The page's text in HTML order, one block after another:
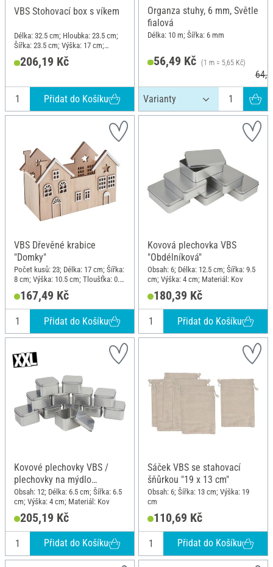
VBS Stohovací box s víkem
Délka: 32.5 cm; Hloubka: 23.5 cm;
Šířka: 23.5 cm; Výška: 17 cm;
206,19 Kč
Přidat do Košíku
Organza stuhy, 6 mm, Světle
fialová
Délka: 10 m; Šířka: 6 mm
56,49 Kč (1 m = 5,65 Kč)
VBS Dřevěné krabice
"Domky"
Počet kusů: 23; Délka: 17 cm; Šířka:
8 cm; Výška: 10.5 cm; Tloušťka: 0.4
cm; Materiál: Překližka
167,49 Kč
Přidat do Košíku
Kovová plechovka VBS
"Obdélníková"
Obsah: 6; Délka: 12.5 cm; Šířka: 9.5
cm; Výška: 4 cm; Materiál: Kov
180,39 Kč
Přidat do Košíku
Kovové plechovky VBS /
plechovky na mýdlo
"Square", 12 kusů
Obsah: 12; Délka: 6.5 cm; Šířka: 6.5
cm; Výška: 4 cm; Materiál: Kov
205,19 Kč
Přidat do Košíku
Sáček VBS se stahovací
šňůrkou "19 x 13 cm"
Obsah: 6; Šířka: 13 cm; Výška: 19
cm
110,69 Kč
Přidat do Košíku